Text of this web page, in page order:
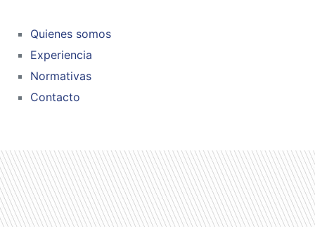
Quienes somos
Experiencia
Normativas
Contacto